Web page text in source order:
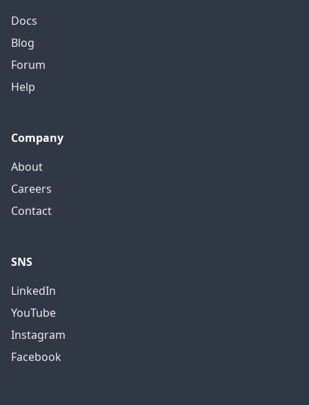
Docs
Blog
Forum
Help
Company
About
Careers
Contact
SNS
LinkedIn
YouTube
Instagram
Facebook